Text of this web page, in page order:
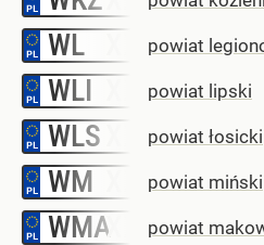
WL powiat
WLI powiat lipski
WLS powiat łosicki
WM powiat miński
WMA powiat